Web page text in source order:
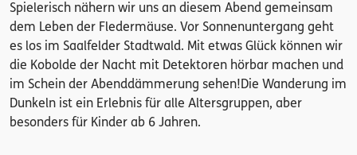
Spielerisch nähern wir uns an diesem Abend gemeinsam
dem Leben der Fledermäuse. Vor Sonnenuntergang geht
es los im Saalfelder Stadtwald. Mit etwas Glück können wir
die Kobolde der Nacht mit Detektoren hörbar machen und
im Schein der Abenddämmerung sehen!Die Wanderung im
Dunkeln ist ein Erlebnis für alle Altersgruppen, aber
besonders für Kinder ab 6 Jahren.